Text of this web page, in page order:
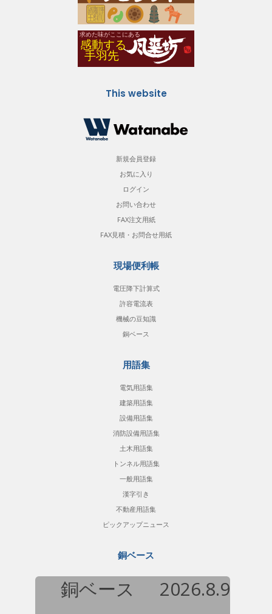
This website
新規会員登録
お気に入り
ログイン
お問い合わせ
FAX注文用紙
FAX見積・お問合せ用紙
現場便利帳
電圧降下計算式
許容電流表
機械の豆知識
銅ベース
用語集
電気用語集
建築用語集
設備用語集
消防設備用語集
土木用語集
トンネル用語集
一般用語集
漢字引き
不動産用語集
ピックアップニュース
銅ベース
銅ベース 2026.8.9